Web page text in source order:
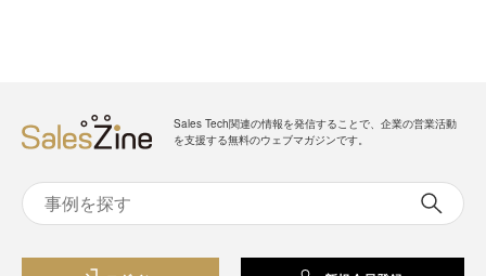
Sales Tech関連の情報を発信することで、企業の営業活動
を支援する無料のウェブマガジンです。